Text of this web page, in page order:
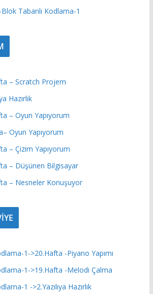
Blok Tabanlı Kodlama-1
– Scratch Projem
Hazırlık
– Oyun Yapıyorum
Oyun Yapıyorum
– Çizim Yapıyorum
– Düşünen Bilgisayar
– Nesneler Konuşuyor
1->20.Hafta -Piyano Yapımı
1->19.Hafta -Melodi Çalma
1 ->2.Yazılıya Hazırlık